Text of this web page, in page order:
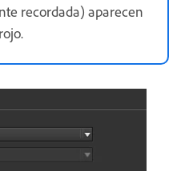
recordada) aparecen